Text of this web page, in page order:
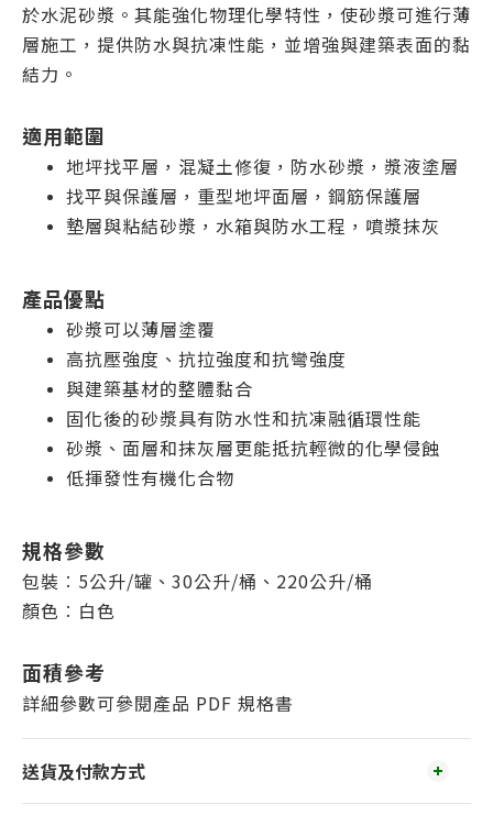
於水泥砂漿。其能強化物理化學特性，使砂漿可進行薄
層施工，提供防水與抗凍性能，並增強與建築表面的黏
結力。
適用範圍
地坪找平層，混凝土修復，防水砂漿，漿液塗層
找平與保護層，重型地坪面層，鋼筋保護層
墊層與粘結砂漿，水箱與防水工程，噴漿抹灰
產品優點
砂漿可以薄層塗覆
高抗壓強度、抗拉強度和抗彎強度
與建築基材的整體黏合
固化後的砂漿具有防水性和抗凍融循環性能
砂漿、面層和抹灰層更能抵抗輕微的化學侵蝕
低揮發性有機化合物
規格參數
包裝︰5公升/罐、30公升/桶、220公升/桶
顏色︰白色
面積參考
詳細參數可參閱產品 PDF 規格書
送貨及付款方式